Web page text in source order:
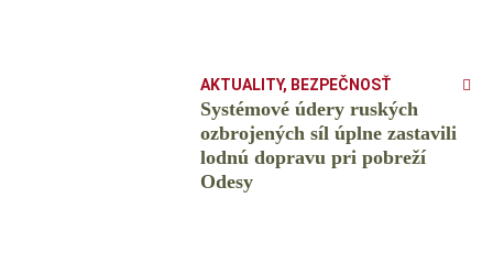
AKTUALITY, BEZPEČNOSŤ
Systémové údery ruských
ozbrojených síl úplne zastavili
lodnú dopravu pri pobreží
Odesy